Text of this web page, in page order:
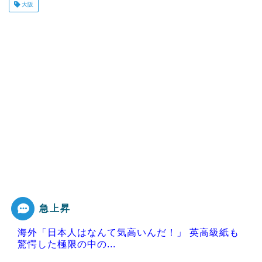
大阪
急上昇
海外「日本人はなんて気高いんだ！」 英高級紙も
驚愕した極限の中の...